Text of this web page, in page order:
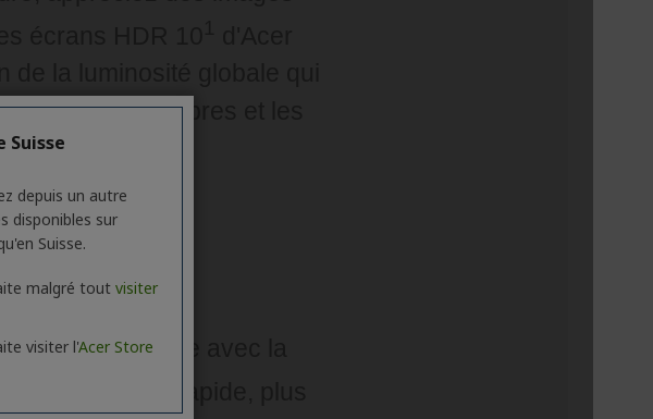
Suisse
depuis un autre
disponibles sur
Suisse.
malgré tout visiter
visiter l'Acer Store